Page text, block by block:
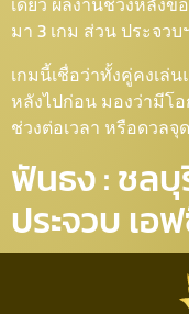
มา 3 เกม ส่วน ประจว
เกมนี้เชื่อว่าทั้งคู่คงเล่
หลังไปก่อน มองว่ามีโ
ช่วงต่อเวลา หรือดวล
ฟันธง : ชลบุ
ประจวบ เอ